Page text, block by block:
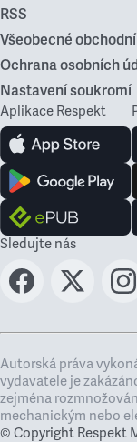
RSS
Všeobecné
Ochrana osobních
Nastavení soukromí
Aplikace Respekt
Sledujte nás
Autorská práva
vydavatele je
zejména
mechanickým nebo
© Copyright Respekt